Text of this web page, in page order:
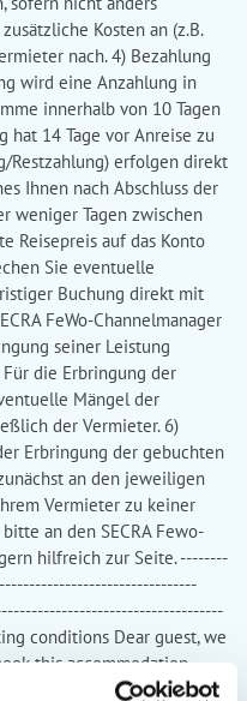
Kosten an (z.B.
nach. 4) Bezahlung
wird eine Anzahlung in
innerhalb von 10 Tagen
hat 14 Tage vor Anreise zu
Restzahlung) erfolgen direkt
Ihnen nach Abschluss der
weniger Tagen zwischen
Reisepreis auf das Konto
Sie eventuelle
Buchung direkt mit
FeWo-Channelmanager
seiner Leistung
die Erbringung der
Mängel der
der Vermieter. 6)
Erbringung der gebuchten
an den jeweiligen
Vermieter zu keiner
an den SECRA Fewo-
hilfreich zur Seite. --------
conditions Dear guest, we
this accommodation.
conditions carefully - they